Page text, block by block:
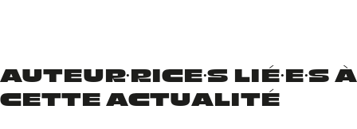
AUTEUR·RICE·S LIÉ·E·S À
CETTE ACTUALITÉ